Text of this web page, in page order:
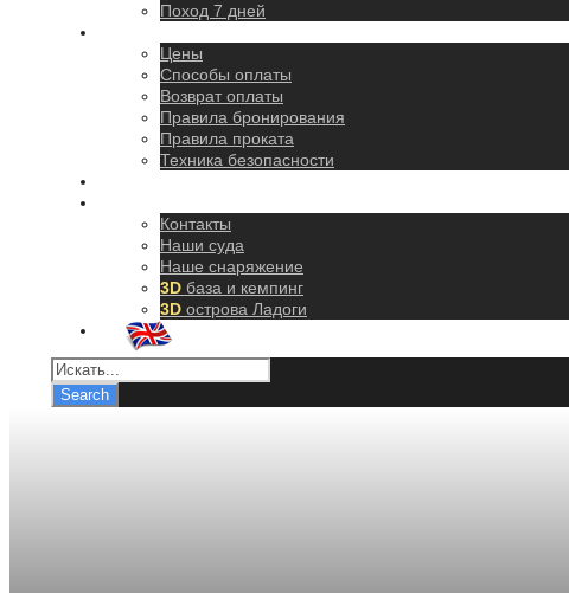
Поход 7 дней
Цены
Способы оплаты
Возврат оплаты
Правила бронирования
Правила проката
Техника безопасности
Контакты
Наши суда
Наше снаряжение
3D база и кемпинг
3D острова Ладоги